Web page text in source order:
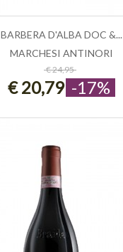
ESAURITO
BARBERA D'ALBA DOC &...
MARCHESI ANTINORI
€ 24,95
€ 20,79 -17%